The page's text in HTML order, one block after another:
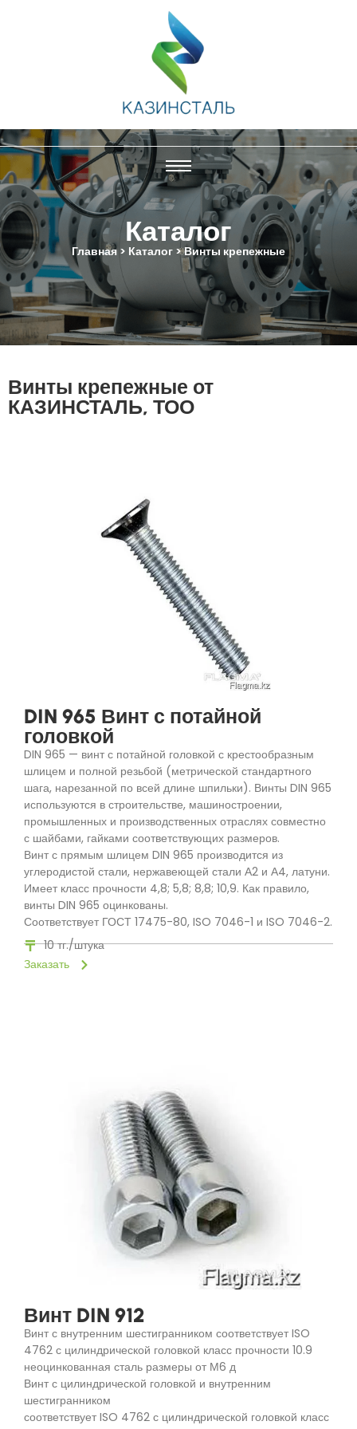
Каталог
Главная > Каталог > Винты крепежные
Винты крепежные от
КАЗИНСТАЛЬ, ТОО
DIN 965 Винт с потайной
головкой
DIN 965 — винт с потайной головкой с крестообразным
шлицем и полной резьбой (метрической стандартного
шага, нарезанной по всей длине шпильки). Винты DIN 965
используются в строительстве, машиностроении,
промышленных и производственных отраслях совместно
с шайбами, гайками соответствующих размеров.
Винт с прямым шлицем DIN 965 производится из
углеродистой стали, нержавеющей стали А2 и А4, латуни.
Имеет класс прочности 4,8; 5,8; 8,8; 10,9. Как правило,
винты DIN 965 оцинкованы.
Соответствует ГОСТ 17475-80, ISO 7046-1 и ISO 7046-2.
10 тг./штука
Заказать
Винт DIN 912
Винт с внутренним шестигранником соответствует ISO
4762 с цилиндрической головкой класс прочности 10.9
неоцинкованная сталь размеры от М6 д
Винт с цилиндрической головкой и внутренним
шестигранником
соответствует ISO 4762 с цилиндрической головкой класс